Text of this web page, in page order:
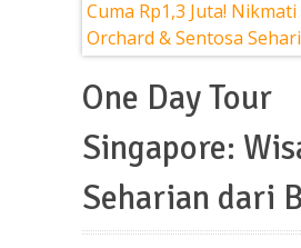
One Day Tour
Singapore:
Seharian dari